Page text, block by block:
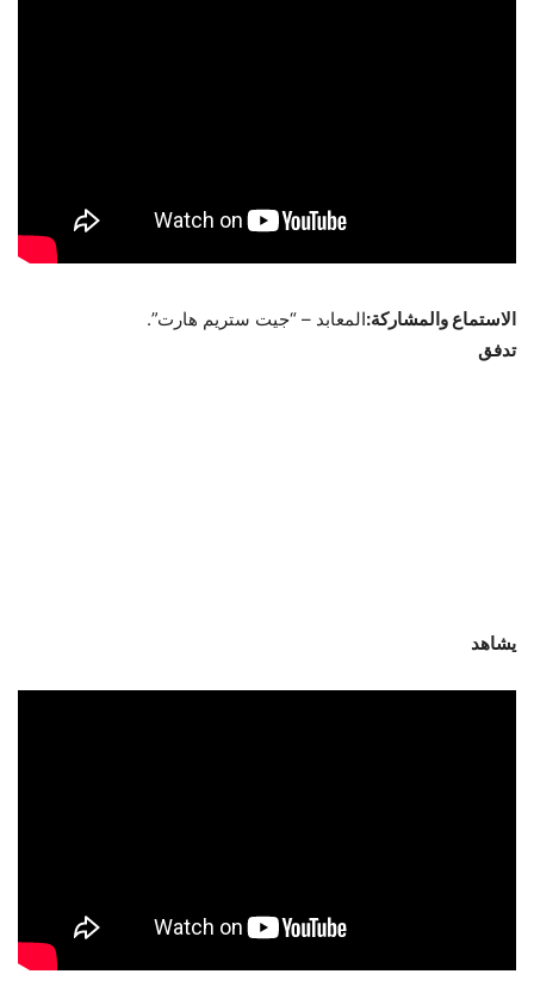
الاستماع والمشاركة:المعابد – “جيت ستريم هارت”.
تدفق
يشاهد